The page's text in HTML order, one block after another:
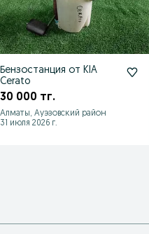
Бензостанция от KIA
Cerato
30 000 тг.
Алматы, Ауэзовский район
31 июля 2026 г.